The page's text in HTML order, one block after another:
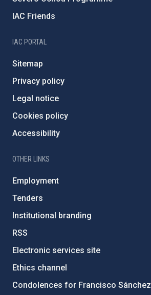
IAC Friends
IAC PORTAL
Sitemap
Privacy policy
Legal notice
Cookies policy
Accessibility
OTHER LINKS
Employment
Tenders
Institutional branding
RSS
Electronic services site
Ethics channel
Condolences for Francisco Sánchez